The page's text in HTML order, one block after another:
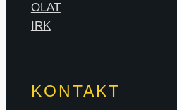
OLAT
IRK
KONTAKT